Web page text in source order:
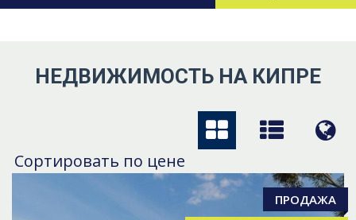
НЕДВИЖИМОСТЬ НА КИПРЕ
Сортировать по цене
ПРОДАЖА